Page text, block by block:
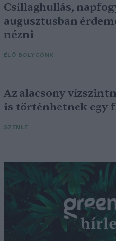
Csillaghullás,
augusztusban
nézni
ÉLŐ BOLYGÓNK
Az alacsony
is történhetnek egy
SZEMLE